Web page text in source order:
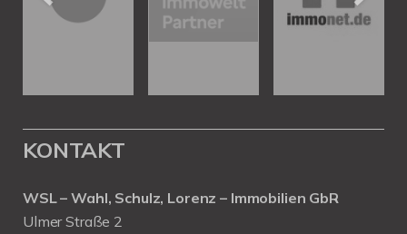
KONTAKT
WSL – Wahl, Schulz, Lorenz – Immobilien GbR
Ulmer Straße 2